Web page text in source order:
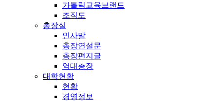
가톨릭교육브랜드
조직도
총장실
인사말
총장연설문
총장편지글
역대총장
대학현황
현황
경영정보